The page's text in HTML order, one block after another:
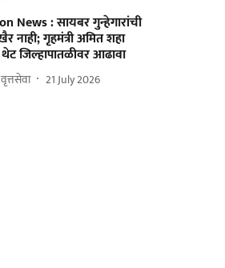
News : सायबर गुन्हेगारांची
नाही; गृहमंत्री अमित शहा
जिल्हापातळीवर आढावा
21 July 2026